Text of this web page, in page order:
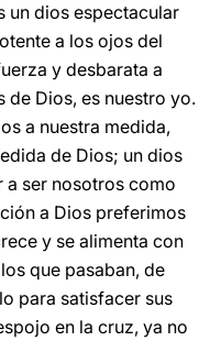
un dios espectacular
a los ojos del
y desbarata a
de Dios, es nuestro yo.
a nuestra medida,
de Dios; un dios
a ser nosotros como
a Dios preferimos
y se alimenta con
que pasaban, de
para satisfacer sus
en la cruz, ya no